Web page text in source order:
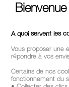
OÙ TROUVER
A quoi servent les
Vous proposer une
répondre à vos
Certains de nos
fonctionnement du